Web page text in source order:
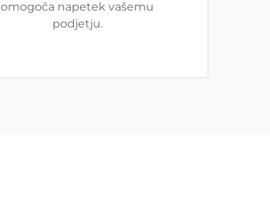
omogoča napetek vašemu
podjetju.